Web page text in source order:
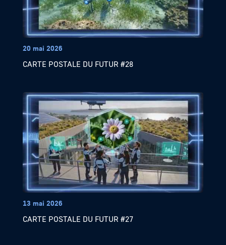
20 mai 2026
CARTE POSTALE DU FUTUR #28
13 mai 2026
CARTE POSTALE DU FUTUR #27